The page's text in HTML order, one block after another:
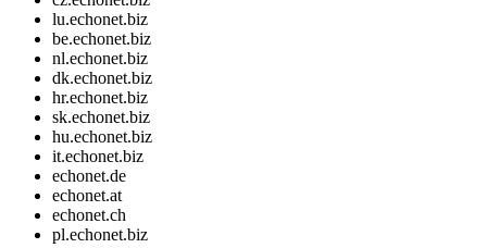
lu.echonet.biz
be.echonet.biz
nl.echonet.biz
dk.echonet.biz
hr.echonet.biz
sk.echonet.biz
hu.echonet.biz
it.echonet.biz
echonet.de
echonet.at
echonet.ch
pl.echonet.biz